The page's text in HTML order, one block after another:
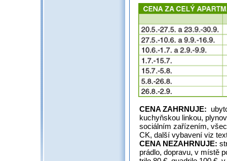
CENA ZAHRNUJE:
kuchyňskou linkou,
sociálním zařízením,
CK, další vybavení viz
CENA NEZAHRNUJE:
prádlo, dopravu, v místě